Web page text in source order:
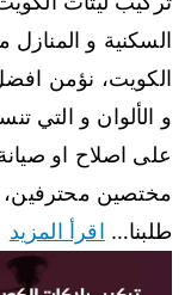
السكنية و المنازل
الكويت، نؤمن
و الألوان و التي
على اصلاح او
مختصين محترفين،
طلبنا… اقرأ المزيد